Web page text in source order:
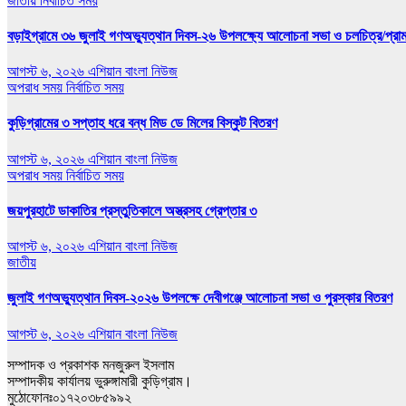
বড়াইগ্রামে ৩৬ জুলাই গণঅভ্যুত্থান দিবস-২৬ উপলক্ষ্যে আলোচনা সভা ও চলচিত্র/
আগস্ট ৬, ২০২৬ এশিয়ান বাংলা নিউজ
অপরাধ সময় নির্বাচিত সময়
কুড়িগ্রামের ৩ সপ্তাহ ধরে বন্ধ মিড ডে মিলের বিস্কুট বিতরণ
আগস্ট ৬, ২০২৬ এশিয়ান বাংলা নিউজ
অপরাধ সময় নির্বাচিত সময়
জয়পুরহাটে ডাকাতির প্রস্তুতিকালে অস্ত্রসহ গ্রেপ্তার ৩
আগস্ট ৬, ২০২৬ এশিয়ান বাংলা নিউজ
জাতীয়
জুলাই গণঅভ্যুত্থান দিবস-২০২৬ উপলক্ষে দেবীগঞ্জে আলোচনা সভা ও পুরস্কার বিতরণ
আগস্ট ৬, ২০২৬ এশিয়ান বাংলা নিউজ
সম্পাদক ও প্রকাশক মনজুরুল ইসলাম
সম্পাদকীয় কার্যালয় ভুরুঙ্গামারী কুড়িগ্রাম।
মুঠোফোনঃ০১৭২০৩৮৫৯৯২